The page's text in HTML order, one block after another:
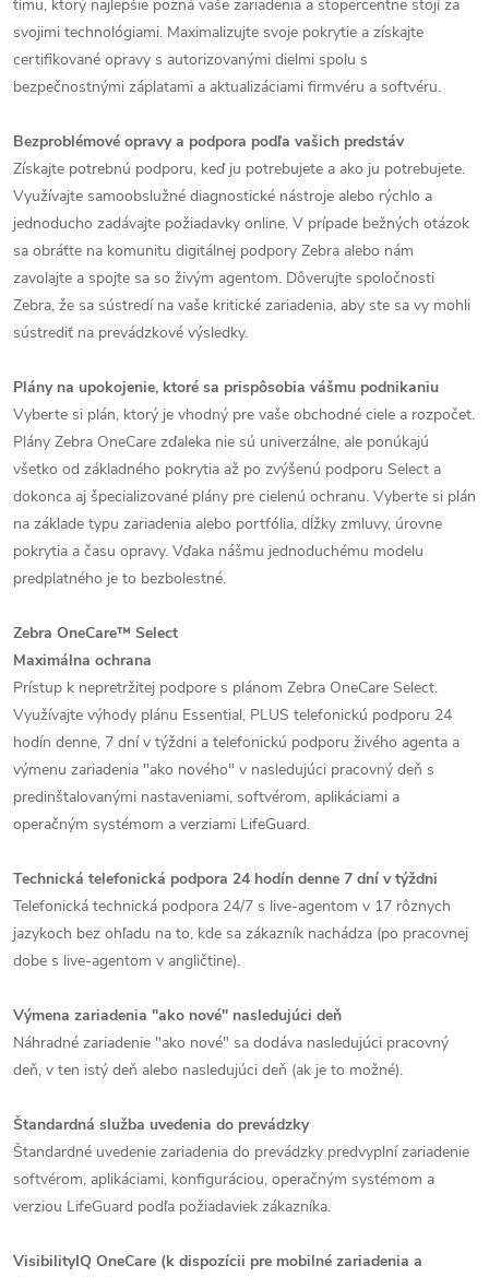
tímu, ktorý najlepšie pozná vaše zariadenia a stopercentne stojí za
svojimi technológiami. Maximalizujte svoje pokrytie a získajte
certifikované opravy s autorizovanými dielmi spolu s
bezpečnostnými záplatami a aktualizáciami firmvéru a softvéru.
Bezproblémové opravy a podpora podľa vašich predstáv
Získajte potrebnú podporu, keď ju potrebujete a ako ju potrebujete.
Využívajte samoobslužné diagnostické nástroje alebo rýchlo a
jednoducho zadávajte požiadavky online. V prípade bežných otázok
sa obráťte na komunitu digitálnej podpory Zebra alebo nám
zavolajte a spojte sa so živým agentom. Dôverujte spoločnosti
Zebra, že sa sústredí na vaše kritické zariadenia, aby ste sa vy mohli
sústrediť na prevádzkové výsledky.
Plány na upokojenie, ktoré sa prispôsobia vášmu podnikaniu
Vyberte si plán, ktorý je vhodný pre vaše obchodné ciele a rozpočet.
Plány Zebra OneCare zďaleka nie sú univerzálne, ale ponúkajú
všetko od základného pokrytia až po zvýšenú podporu Select a
dokonca aj špecializované plány pre cielenú ochranu. Vyberte si plán
na základe typu zariadenia alebo portfólia, dĺžky zmluvy, úrovne
pokrytia a času opravy. Vďaka nášmu jednoduchému modelu
predplatného je to bezbolestné.
Zebra OneCare™ Select
Maximálna ochrana
Prístup k nepretržitej podpore s plánom Zebra OneCare Select.
Využívajte výhody plánu Essential, PLUS telefonickú podporu 24
hodín denne, 7 dní v týždni a telefonickú podporu živého agenta a
výmenu zariadenia "ako nového" v nasledujúci pracovný deň s
predinštalovanými nastaveniami, softvérom, aplikáciami a
operačným systémom a verziami LifeGuard.
Technická telefonická podpora 24 hodín denne 7 dní v týždni
Telefonická technická podpora 24/7 s live-agentom v 17 rôznych
jazykoch bez ohľadu na to, kde sa zákazník nachádza (po pracovnej
dobe s live-agentom v angličtine).
Výmena zariadenia "ako nové" nasledujúci deň
Náhradné zariadenie "ako nové" sa dodáva nasledujúci pracovný
deň, v ten istý deň alebo nasledujúci deň (ak je to možné).
Štandardná služba uvedenia do prevádzky
Štandardné uvedenie zariadenia do prevádzky predvyplní zariadenie
softvérom, aplikáciami, konfiguráciou, operačným systémom a
verziou LifeGuard podľa požiadaviek zákazníka.
VisibilityIQ OneCare (k dispozícii pre mobilné zariadenia a